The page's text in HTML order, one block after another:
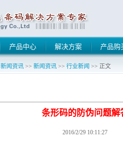
产品中心 解决方案 产品购
新闻资讯 >> 新闻资讯 >> 行业新闻 >> 正文
条形码的防伪问题解
2016/2/29 10:11:27